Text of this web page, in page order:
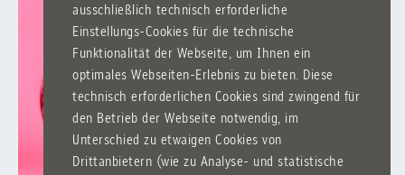
ausschließlich technisch erforderliche
Einstellungs-Cookies für die technische
Funktionalität der Webseite, um Ihnen ein
optimales Webseiten-Erlebnis zu bieten. Diese
technisch erforderlichen Cookies sind zwingend für
den Betrieb der Webseite notwendig, im
Unterschied zu etwaigen Cookies von
Drittanbietern (wie zu Analyse- und statistische